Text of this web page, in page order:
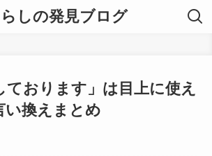
らしの発見ブログ
ております」は目上に使え
い換えまとめ